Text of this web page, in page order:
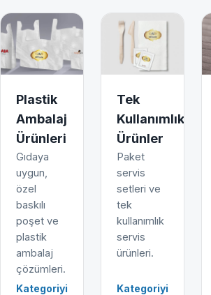
Plastik
Ambalaj
Ürünleri
Gıdaya
uygun,
özel
baskılı
poşet ve
plastik
ambalaj
çözümleri.
Kategoriyi
Tek
Kullanımlık
Ürünler
Paket
servis
setleri ve
tek
kullanımlık
servis
ürünleri.
Kategoriyi